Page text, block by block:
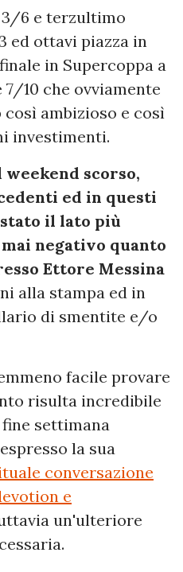
3/6 e terzultimo
ed ottavi piazza in
in Supercoppa a
10 che ovviamente
ambizioso e così
investimenti.
scorso,
ed in questi
il lato più
mai negativo quanto
Ettore Messina
alla stampa ed in
di smentite e/o
facile provare
risulta incredibile
settimana
la sua
conversazione
e
un'ulteriore